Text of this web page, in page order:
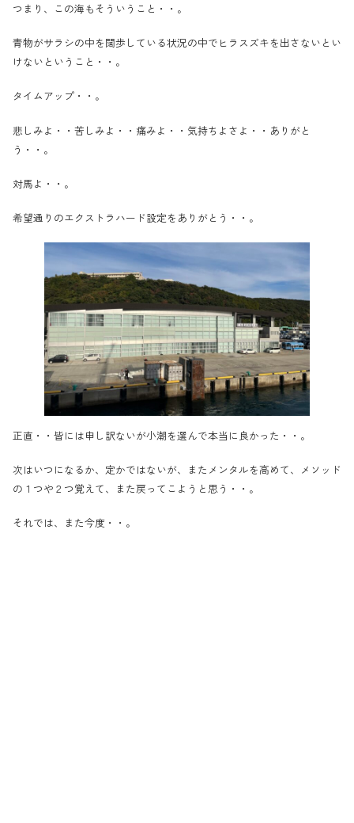
つまり、この海もそういうこと・・。
青物がサラシの中を闊歩している状況の中でヒラスズキを出さないとい
けないということ・・。
タイムアップ・・。
悲しみよ・・苦しみよ・・痛みよ・・気持ちよさよ・・ありがと
う・・。
対馬よ・・。
希望通りのエクストラハード設定をありがとう・・。
正直・・皆には申し訳ないが小潮を選んで本当に良かった・・。
次はいつになるか、定かではないが、またメンタルを高めて、メソッド
の１つや２つ覚えて、また戻ってこようと思う・・。
それでは、また今度・・。